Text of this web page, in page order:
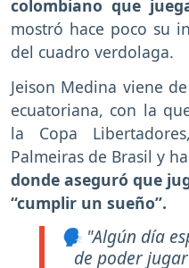
colombiano que
mostró hace poco su
del cuadro verdolaga.
Jeison Medina viene
ecuatoriana, con la
la Copa
Palmeiras de Brasil y
donde aseguró que
“cumplir un sueño”.
🗣️ "Algún día
de poder